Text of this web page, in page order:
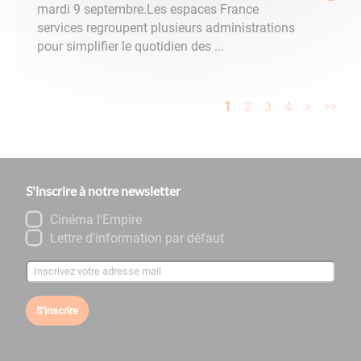
mardi 9 septembre.Les espaces France
services regroupent plusieurs administrations
pour simplifier le quotidien des ...
1 2 3 4 > >>
S'inscrire à notre newsletter
Cinéma l'Empire
Lettre d'information par défaut
S'inscrire